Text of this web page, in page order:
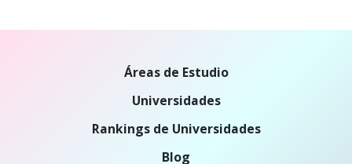
Áreas de Estudio
Universidades
Rankings de Universidades
Blog